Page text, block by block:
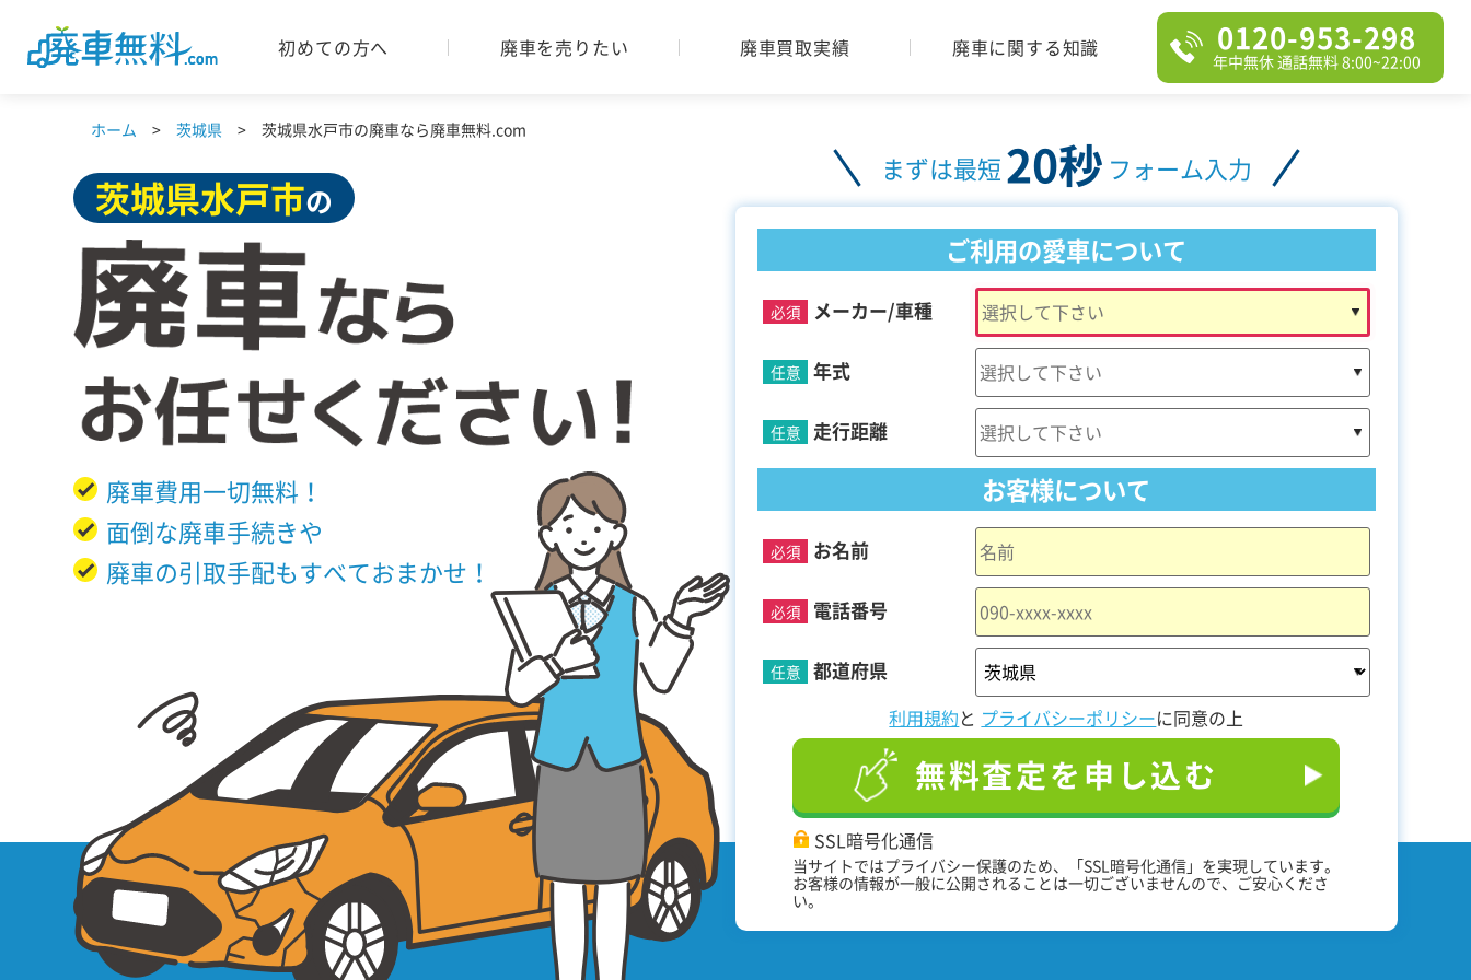
初めての方へ 廃車を売りたい 廃車買取実績 廃車に関する知識 0120-953-298
年中無休 通話無料 8:00~22:00
ホーム 茨城県 茨城県水戸市の廃車なら廃車無料.com
茨城県水戸市の
廃車費用一切無料！
面倒な廃車手続きや
廃車の引取手配もすべておまかせ！
まずは最短20秒 フォーム入力
ご利用の愛車について
メーカー/車種
必須
年式
任意
走行距離
任意
お客様について
お名前
必須
電話番号
必須
都道府県
任意
利用規約と プライバシーポリシーに同意の上
無料査定を申し込む
SSL暗号化通信
当サイトではプライバシー保護のため、「SSL暗号化通信」を実現しています。
お客様の情報が一般に公開されることは一切ございませんので、ご安心くださ
い。